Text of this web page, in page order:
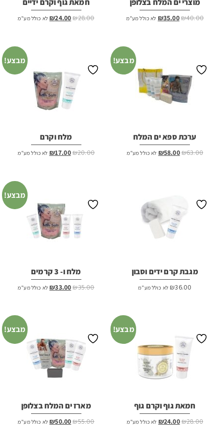
מוצרי ים המלח בצלופן
₪40.00
המחיר₪35.00 המחיר
לא כולל מע"מ
חמאת גוף וקרם ידיים
₪28.00
המחיר₪24.00 המחיר
לא כולל מע"מ
מבצע!
ערכת ספא ים המלח
₪63.00
המחיר₪58.00 המחיר
לא כולל מע"מ
מבצע!
מלח וקרם
₪20.00
המחיר₪17.00 המחיר
לא כולל מע"מ
מגבת קרם ידים וסבון
₪36.00 לא כולל מע"מ
מבצע!
מלח ו- 3 קרמים
₪35.00
המחיר₪33.00 המחיר
לא כולל מע"מ
מבצע!
חמאת גוף וקרם גוף
₪28.00
המחיר₪24.00 המחיר
לא כולל מע"מ
מבצע!
מארז ים המלח בצלופן
₪55.00
המחיר₪50.00 המחיר
לא כולל מע"מ